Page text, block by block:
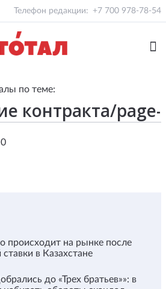
Телефон редакции: +7 700 978-78-54
по теме:
происходит на рынке после
в Казахстане
до «Трех братьев»»: в